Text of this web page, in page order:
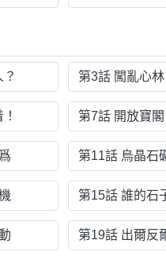
第3話 闖亂心
第7話 開放寶
第11話 烏晶石
第15話 誰的石
第19話 出爾反